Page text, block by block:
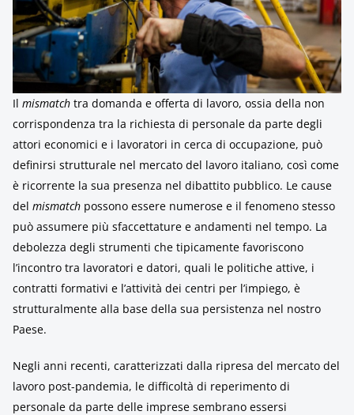
Il mismatch tra domanda e offerta di lavoro, ossia della non
corrispondenza tra la richiesta di personale da parte degli
attori economici e i lavoratori in cerca di occupazione, può
definirsi strutturale nel mercato del lavoro italiano, così come
è ricorrente la sua presenza nel dibattito pubblico. Le cause
del mismatch possono essere numerose e il fenomeno stesso
può assumere più sfaccettature e andamenti nel tempo. La
debolezza degli strumenti che tipicamente favoriscono
l’incontro tra lavoratori e datori, quali le politiche attive, i
contratti formativi e l’attività dei centri per l’impiego, è
strutturalmente alla base della sua persistenza nel nostro
Paese.
Negli anni recenti, caratterizzati dalla ripresa del mercato del
lavoro post-pandemia, le difficoltà di reperimento di
personale da parte delle imprese sembrano essersi